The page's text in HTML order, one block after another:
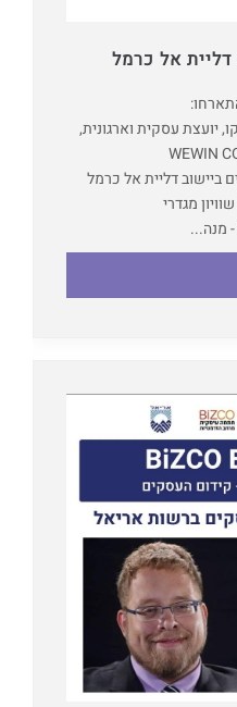
אל כרמל
יועצת עסקית וארגונית,
WEWIN
ביישוב דליית אל כרמל
מגדרי
- מנה...